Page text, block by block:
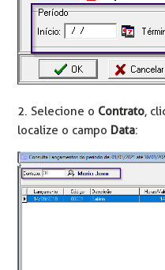
2. Selecione o Contrato,
localize o campo Data: